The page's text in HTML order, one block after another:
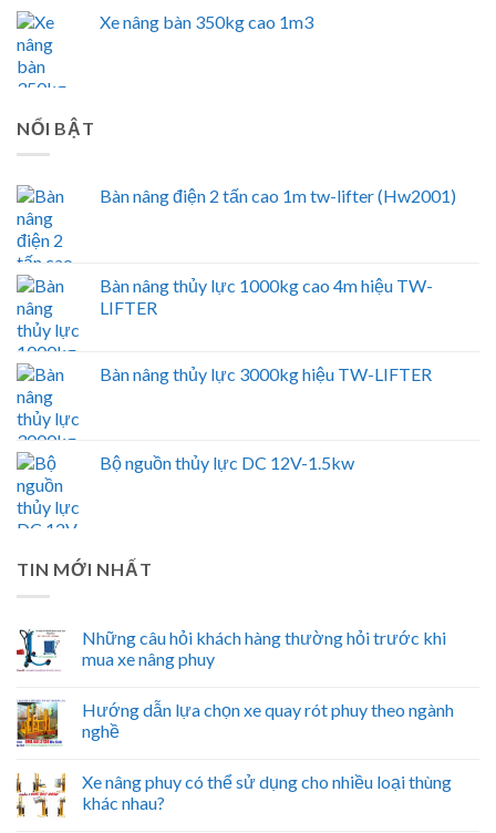
Xe nâng bàn 350kg cao 1m3
NỔI BẬT
Bàn nâng điện 2 tấn cao 1m tw-lifter (Hw2001)
Bàn nâng thủy lực 1000kg cao 4m hiệu TW-
LIFTER
Bàn nâng thủy lực 3000kg hiệu TW-LIFTER
Bộ nguồn thủy lực DC 12V-1.5kw
TIN MỚI NHẤT
Những câu hỏi khách hàng thường hỏi trước khi
mua xe nâng phuy
Hướng dẫn lựa chọn xe quay rót phuy theo ngành
nghề
Xe nâng phuy có thể sử dụng cho nhiều loại thùng
khác nhau?